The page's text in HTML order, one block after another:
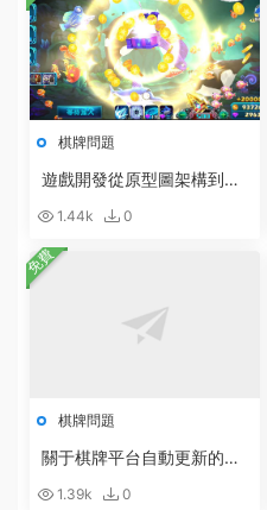
棋牌問題
遊戲開發從原型圖架構到設
1.44k 0
棋牌問題
關于棋牌平台自動更新的說
1.39k 0
免費